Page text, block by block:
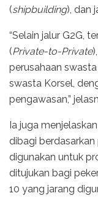
(shipbuilding), dan
“Selain jalur G2G,
(Private-to-Private
perusahaan
swasta Korsel,
pengawasan,”
Ia juga
dibagi
digunakan untuk
ditujukan bagi
10 yang jarang